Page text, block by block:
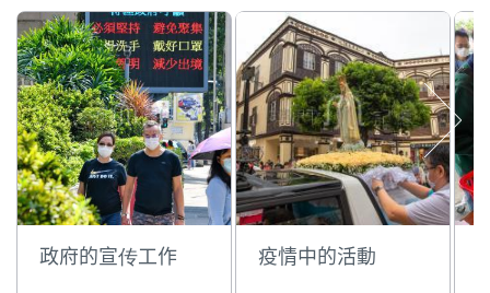
政府的宣传工作 疫情中的活動